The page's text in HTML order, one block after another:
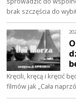
brak szczęścia do
Kręcili, kręcą i kręcić
filmów jak „Cała